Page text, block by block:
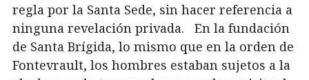
regla por la Santa Sede, sin hacer referencia a
ninguna revelación privada. En la fundación
de Santa Brígida, lo mismo que en la orden de
Fontevrault, los hombres estaban sujetos a la